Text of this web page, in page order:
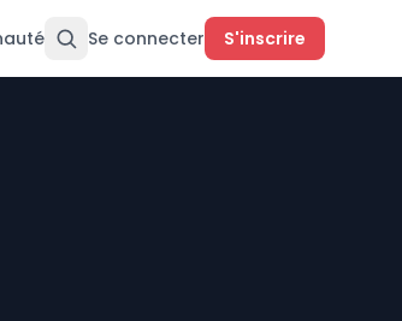
Se connecter S'inscrire